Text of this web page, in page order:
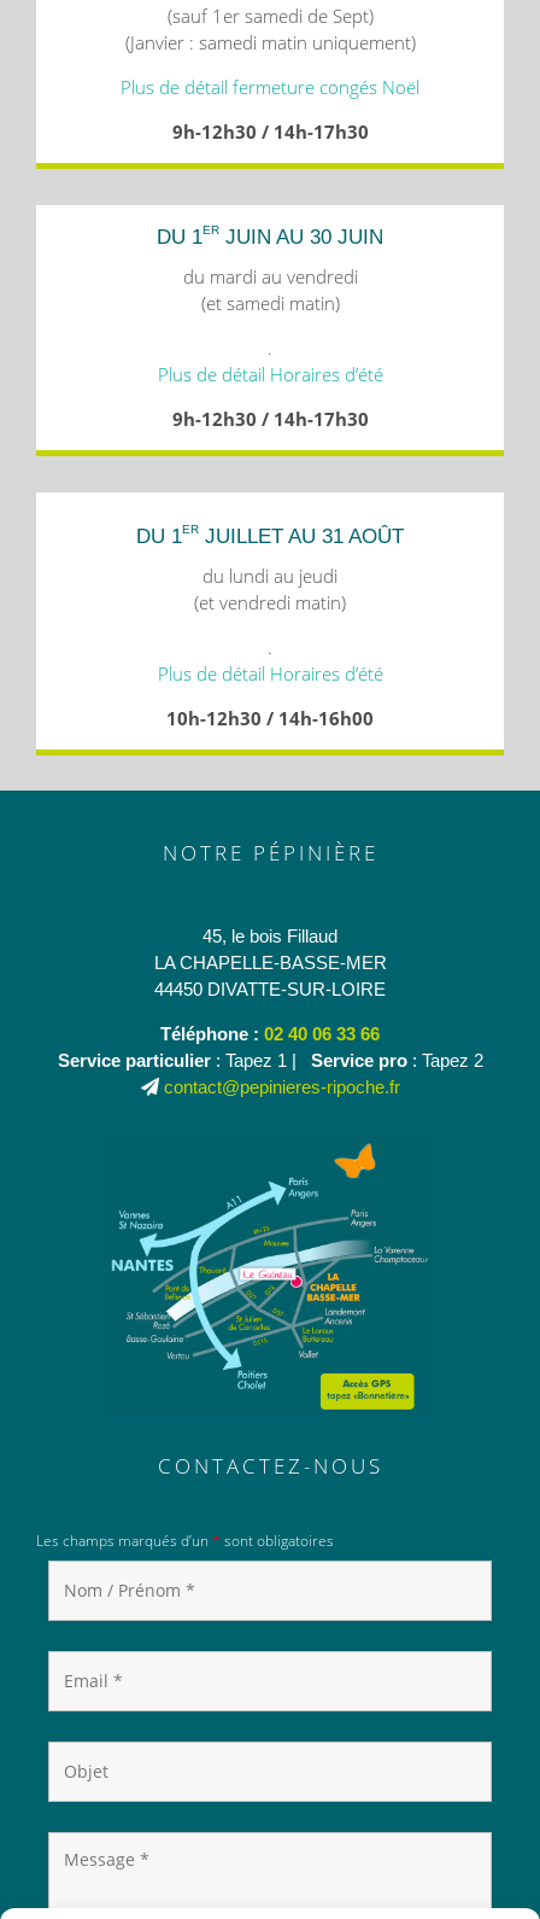
(sauf 1er samedi de Sept)
(Janvier : samedi matin uniquement)
Plus de détail fermeture congés Noël
9h-12h30 / 14h-17h30
DU 1ER JUIN AU 30 JUIN
du mardi au vendredi
(et samedi matin)
.
Plus de détail Horaires d’été
9h-12h30 / 14h-17h30
DU 1ER JUILLET AU 31 AOÛT
du lundi au jeudi
(et vendredi matin)
.
Plus de détail Horaires d’été
10h-12h30 / 14h-16h00
NOTRE PÉPINIÈRE
45, le bois Fillaud
LA CHAPELLE-BASSE-MER
44450 DIVATTE-SUR-LOIRE
Téléphone : 02 40 06 33 66
Service particulier: Tapez 1 | Service pro: Tapez 2
contact@pepinieres-ripoche.fr
CONTACTEZ-NOUS
Les champs marqués d’un * sont obligatoires